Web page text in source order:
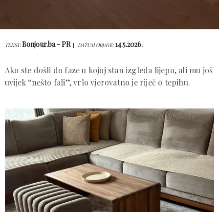
TEKST:Bonjour.ba - PR DATUM OBJAVE: 14.5.2026.
Ako ste došli do faze u kojoj stan izgleda lijepo, ali mu još
uvijek “nešto fali”, vrlo vjerovatno je riječ o tepihu.